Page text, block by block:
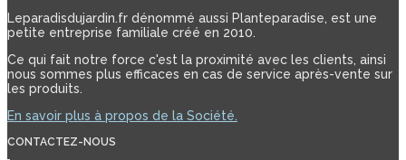
Leparadisdujardin.fr dénommé aussi Planteparadise, est une
petite entreprise familiale créé en 2010.
Ce qui fait notre force c'est la proximité avec les clients, ainsi
nous sommes plus efficaces en cas de service après-vente sur
les produits.
En savoir plus à propos de la Société.
CONTACTEZ-NOUS